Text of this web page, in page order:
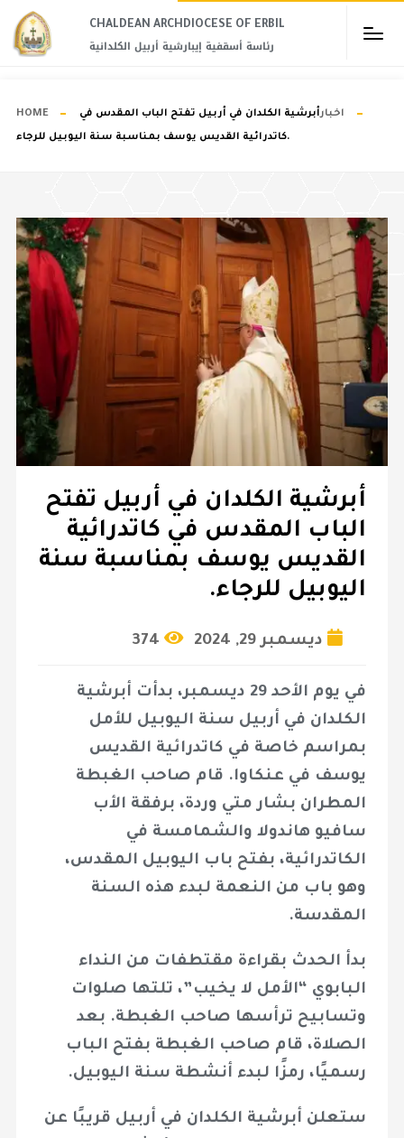
CHALDEAN ARCHDIOCESE OF ERBIL​
رئاسة أسقفية إيبارشية أربيل الكلدانية
HOME اخبارأبرشية الكلدان في أربيل تفتح الباب المقدس في
كاتدرائية القديس يوسف بمناسبة سنة اليوبيل للرجاء.
أبرشية الكلدان في أربيل تفتح
الباب المقدس في كاتدرائية
القديس يوسف بمناسبة سنة
اليوبيل للرجاء.
ديسمبر 29, 2024 374
في يوم الأحد 29 ديسمبر، بدأت أبرشية
الكلدان في أربيل سنة اليوبيل للأمل
بمراسم خاصة في كاتدرائية القديس
يوسف في عنكاوا. قام صاحب الغبطة
المطران بشار متي وردة، برفقة الأب
سافيو هاندولا والشمامسة في
الكاتدرائية، بفتح باب اليوبيل المقدس،
وهو باب من النعمة لبدء هذه السنة
المقدسة.
بدأ الحدث بقراءة مقتطفات من النداء
البابوي “الأمل لا يخيب”، تلتها صلوات
وتسابيح ترأسها صاحب الغبطة. بعد
الصلاة، قام صاحب الغبطة بفتح الباب
رسميًا، رمزًا لبدء أنشطة سنة اليوبيل.
ستعلن أبرشية الكلدان في أربيل قريبًا عن